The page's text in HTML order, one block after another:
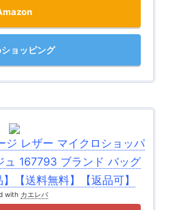
ョッピング
ジ レザー マイクロショッパ
ュ 167793 ブランド バッグ
【送料無料】【返品可】
with カエレバ